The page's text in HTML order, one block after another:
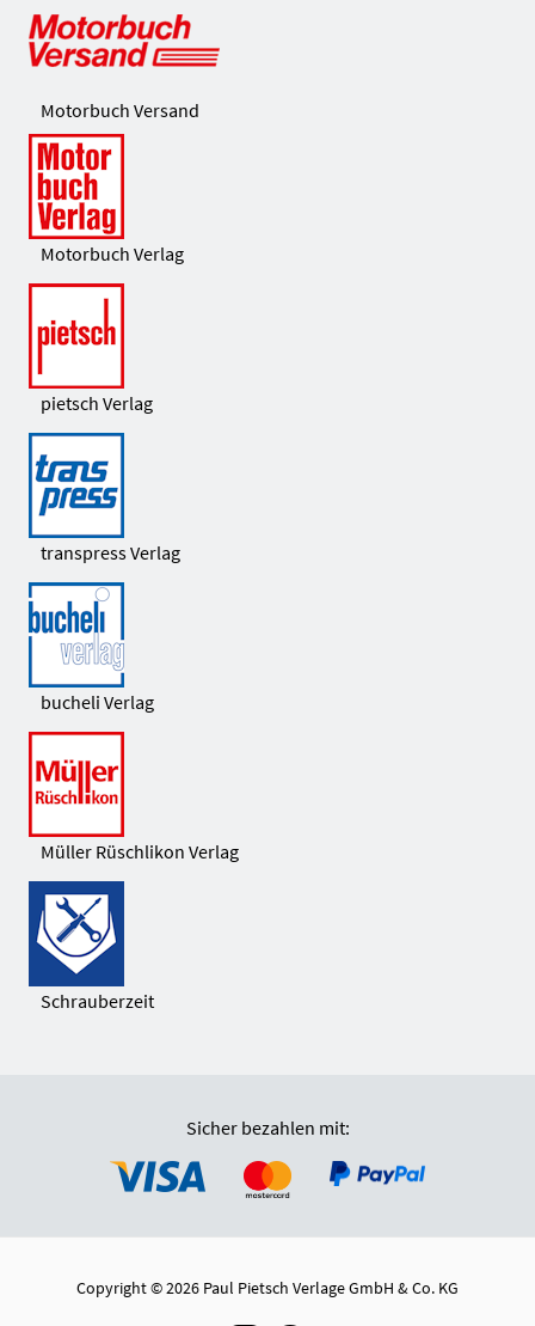
Motorbuch Versand
Motorbuch Verlag
pietsch Verlag
transpress Verlag
bucheli Verlag
Müller Rüschlikon Verlag
Schrauberzeit
Sicher bezahlen mit:
Copyright © 2026 Paul Pietsch Verlage GmbH & Co. KG